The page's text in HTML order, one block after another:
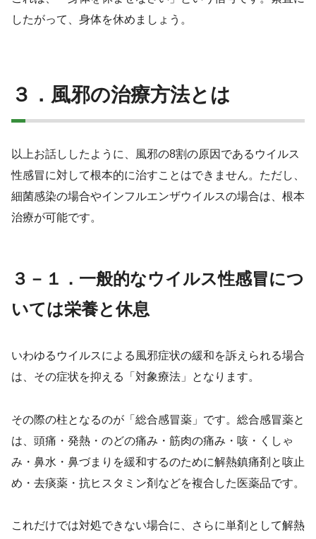
したがって、身体を休めましょう。
３．風邪の治療方法とは
以上お話ししたように、風邪の8割の原因であるウイルス
性感冒に対して根本的に治すことはできません。ただし、
細菌感染の場合やインフルエンザウイルスの場合は、根本
治療が可能です。
３－１．一般的なウイルス性感冒につ
いては栄養と休息
いわゆるウイルスによる風邪症状の緩和を訴えられる場合
は、その症状を抑える「対象療法」となります。
その際の柱となるのが「総合感冒薬」です。総合感冒薬と
は、頭痛・発熱・のどの痛み・筋肉の痛み・咳・くしゃ
み・鼻水・鼻づまりを緩和するのために解熱鎮痛剤と咳止
め・去痰薬・抗ヒスタミン剤などを複合した医薬品です。
これだけでは対処できない場合に、さらに単剤として解熱